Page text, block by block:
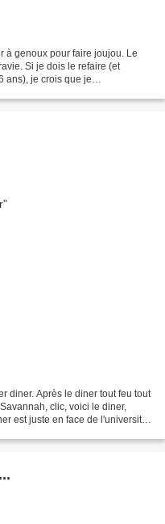
à genoux pour faire joujou. Le
Si je dois le refaire (et
ans), je crois que je
diner. Après le diner tout feu tout
clic, voici le diner,
est juste en face de l'université